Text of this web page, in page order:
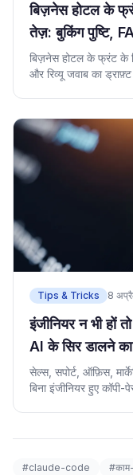
बिज़नेस होटल के
तेज़: बुकिंग पुष्टि,
बिज़नेस होटल के फ्रंट के
और रिव्यू जवाब का
Tips & Tricks 8
इंजीनियर न भी हों
AI के सिर डालने का
सेल्स, सपोर्ट, ऑफ़िस,
बिना इंजीनियर हुए
#claude-code